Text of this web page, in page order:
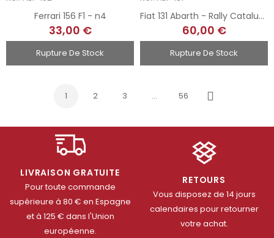
Ferrari 156 F1 - n4
33,00 €
Rupture De Stock
Fiat 131 Abarth - Rally Catalunya 1979
60,00 €
Rupture De Stock
1 2 3 … 56
Suivant
LIVRAISON GRATUITE
Pour toute commande
supérieure à 80 € en Espagne
et à 125 € dans l'Union
européenne.
RETOURS
Vous disposez de 14 jours
calendaires pour retourner
votre achat.